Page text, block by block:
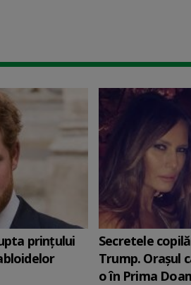
prinţului
Secretele
Trump. Orașul
o în Prima